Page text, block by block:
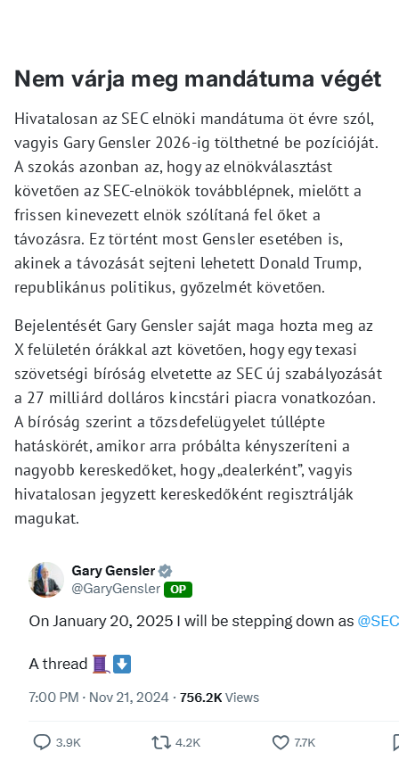
Nem várja meg mandátuma végét
Hivatalosan az SEC elnöki mandátuma öt évre szól,
vagyis Gary Gensler 2026-ig tölthetné be pozícióját.
A szokás azonban az, hogy az elnökválasztást
követően az SEC-elnökök továbblépnek, mielőtt a
frissen kinevezett elnök szólítaná fel őket a
távozásra. Ez történt most Gensler esetében is,
akinek a távozását sejteni lehetett Donald Trump,
republikánus politikus, győzelmét követően.
Bejelentését Gary Gensler saját maga hozta meg az
X felületén órákkal azt követően, hogy egy texasi
szövetségi bíróság elvetette az SEC új szabályozását
a 27 milliárd dolláros kincstári piacra vonatkozóan.
A bíróság szerint a tőzsdefelügyelet túllépte
hatáskörét, amikor arra próbálta kényszeríteni a
nagyobb kereskedőket, hogy „dealerként”, vagyis
hivatalosan jegyzett kereskedőként regisztrálják
magukat.